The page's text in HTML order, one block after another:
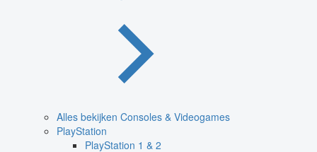
Alles bekijken Consoles & Videogames
PlayStation
PlayStation 1 & 2